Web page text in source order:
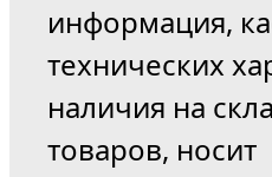
информация,
технических
наличия на
товаров, носит